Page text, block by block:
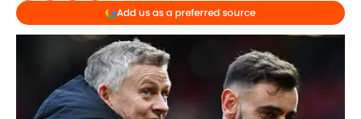
Add us as a preferred source